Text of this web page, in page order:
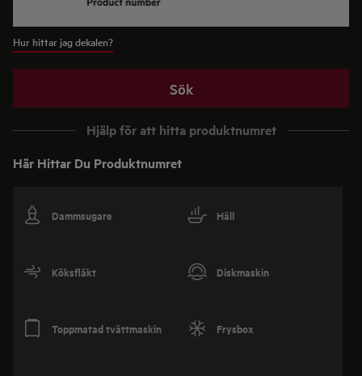
Hur hittar jag dekalen?
Sök
Hjälp för att hitta produktnumret
Här Hittar Du Produktnumret
Dammsugare Häll
Köksfläkt Diskmaskin
Toppmatad tvättmaskin Frysbox